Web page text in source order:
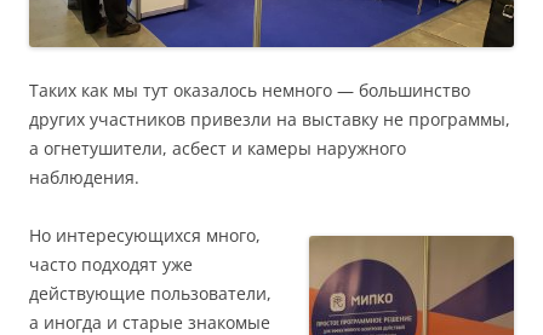
Таких как мы тут оказалось немного — большинство
других участников привезли на выставку не программы,
а огнетушители, асбест и камеры наружного
наблюдения.
Но интересующихся много,
часто подходят уже
действующие пользователи,
а иногда и старые знакомые